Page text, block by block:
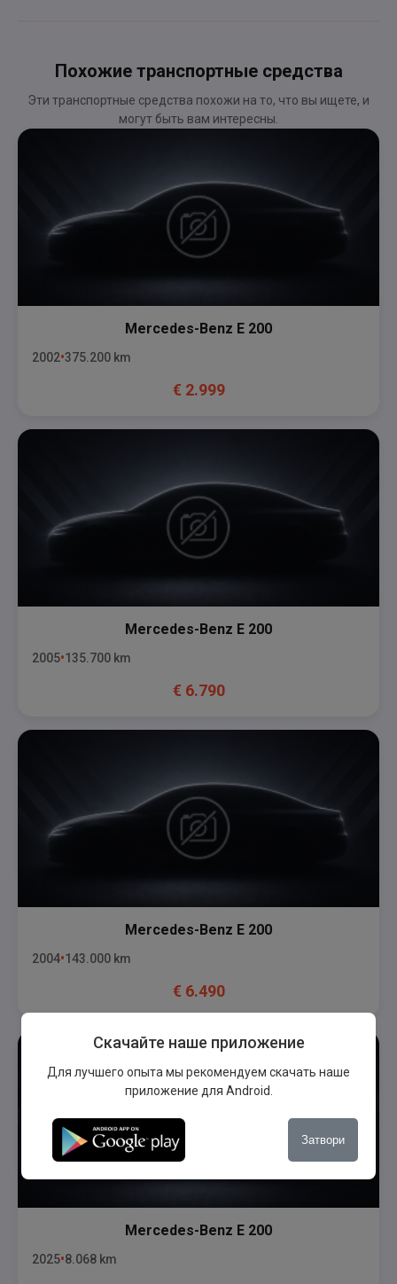
Похожие транспортные средства
Эти транспортные средства похожи на то, что вы ищете, и
могут быть вам интересны.
Mercedes-Benz E 200
2002 375.200 km
€ 2.999
Mercedes-Benz E 200
2005 135.700 km
€ 6.790
Mercedes-Benz E 200
2004 143.000 km
€ 6.490
Mercedes-Benz E 200
2025 8.068 km
Скачайте наше приложение
Для лучшего опыта мы рекомендуем скачать наше
приложение для Android.
Затвори